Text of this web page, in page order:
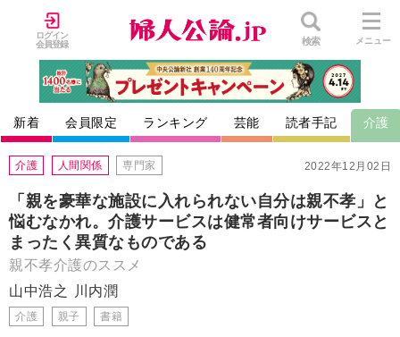
ログイン
会員登録
検索 メニュー
新着 会員限定 ランキング 芸能 読者手記 介護
2022年12月02日
介護 人間関係 専門家
「親を豪華な施設に入れられない自分は親不孝」と
悩むなかれ。介護サービスは健常者向けサービスと
まったく異質なものである
親不孝介護のススメ
山中浩之
川内潤
介護 親子 書籍